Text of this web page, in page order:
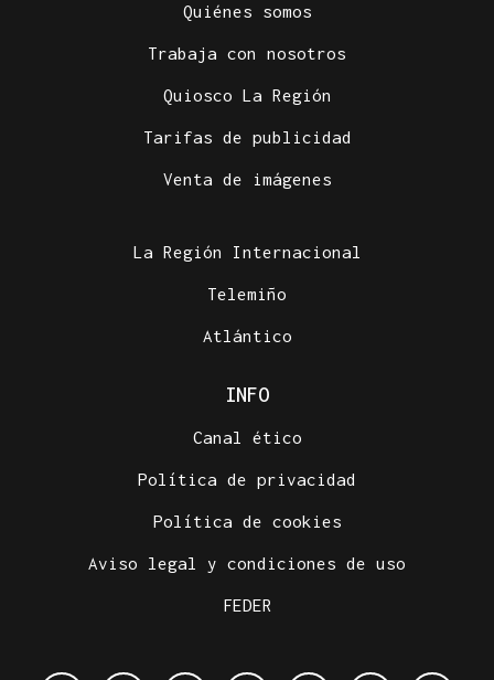
Quiénes somos
Trabaja con nosotros
Quiosco La Región
Tarifas de publicidad
Venta de imágenes
La Región Internacional
Telemiño
Atlántico
INFO
Canal ético
Política de privacidad
Política de cookies
Aviso legal y condiciones de uso
FEDER